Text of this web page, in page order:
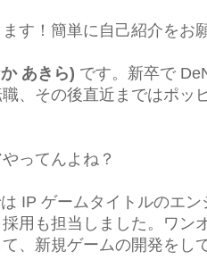
す！簡単に自己紹介をお
あきら) です。新卒で
、その後直近まではポッ
ってんよね？
IP ゲームタイトルのエ
用も担当しました。ワン
、新規ゲームの開発をし